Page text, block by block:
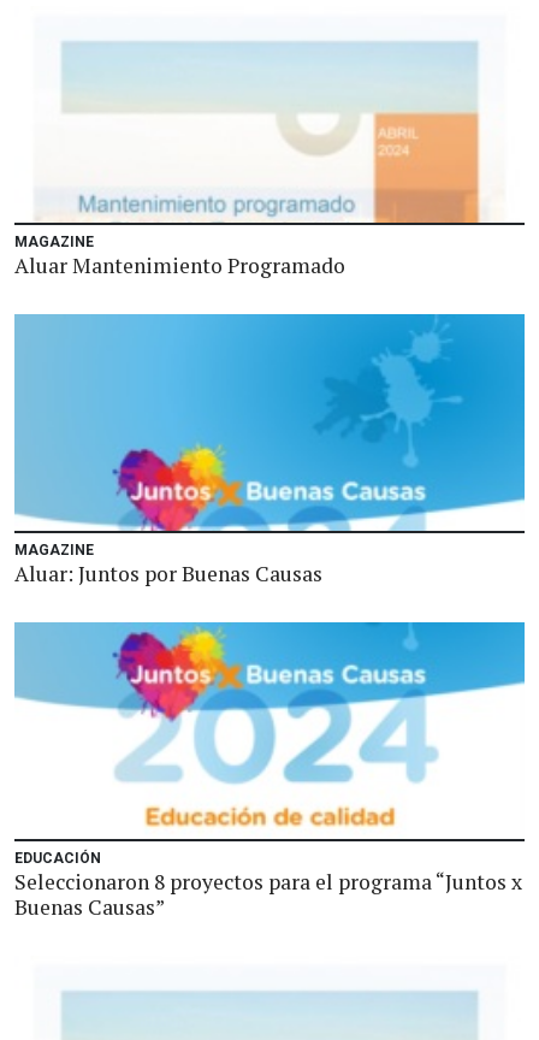
MAGAZINE
Aluar Mantenimiento Programado
MAGAZINE
Aluar: Juntos por Buenas Causas
EDUCACIÓN
Seleccionaron 8 proyectos para el programa “Juntos x
Buenas Causas”